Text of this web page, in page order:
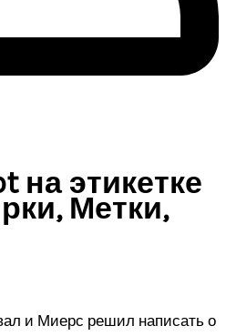
на этикетке
Метки,
и Миерс решил написать о